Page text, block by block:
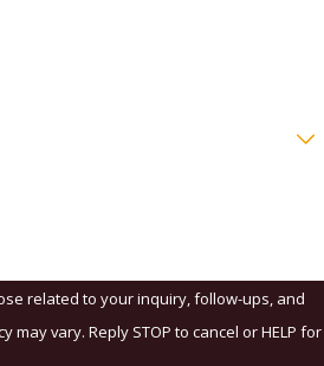
related to your inquiry, follow-ups, and